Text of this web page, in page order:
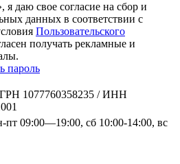
даю свое согласие на сбор и
данных в соответствии с
Пользовательского
получать рекламные и
пароль
1077760358235 / ИНН
пт 09:00—19:00, сб 10:00-14:00, вс